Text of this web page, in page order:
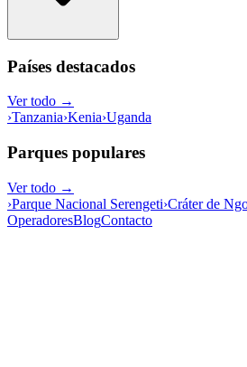
Países destacados
Ver todo →
›Tanzania›Kenia›Uganda
Parques populares
Ver todo →
›Parque Nacional Serengeti›Cráter de
OperadoresBlogContacto